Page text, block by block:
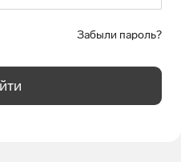
Забыли пароль?